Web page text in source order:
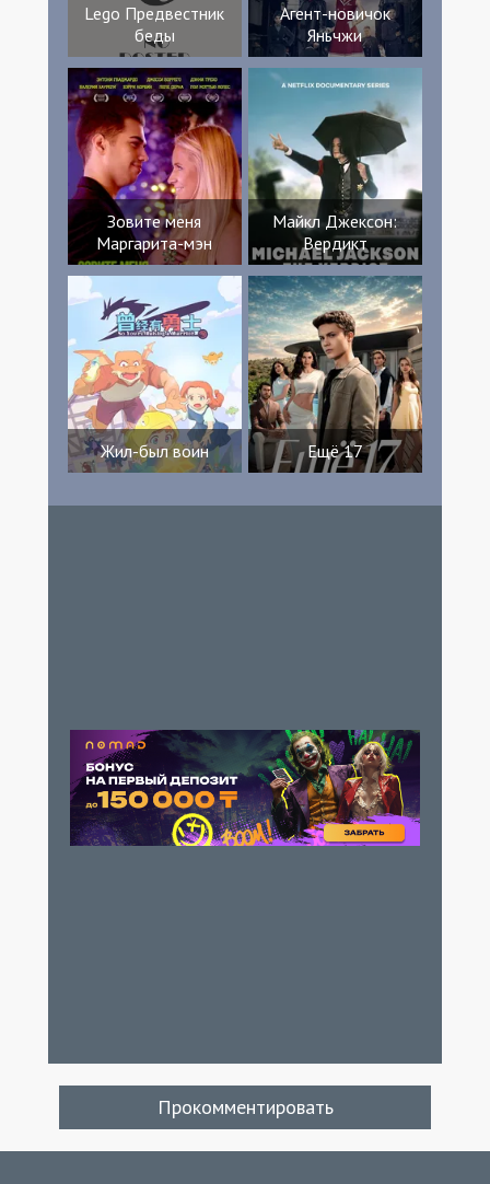
Lego Предвестник
беды
Агент-новичок
Яньчжи
Зовите меня
Маргарита-мэн
Майкл Джексон:
Вердикт
Жил-был воин Ещё 17
Прокомментировать